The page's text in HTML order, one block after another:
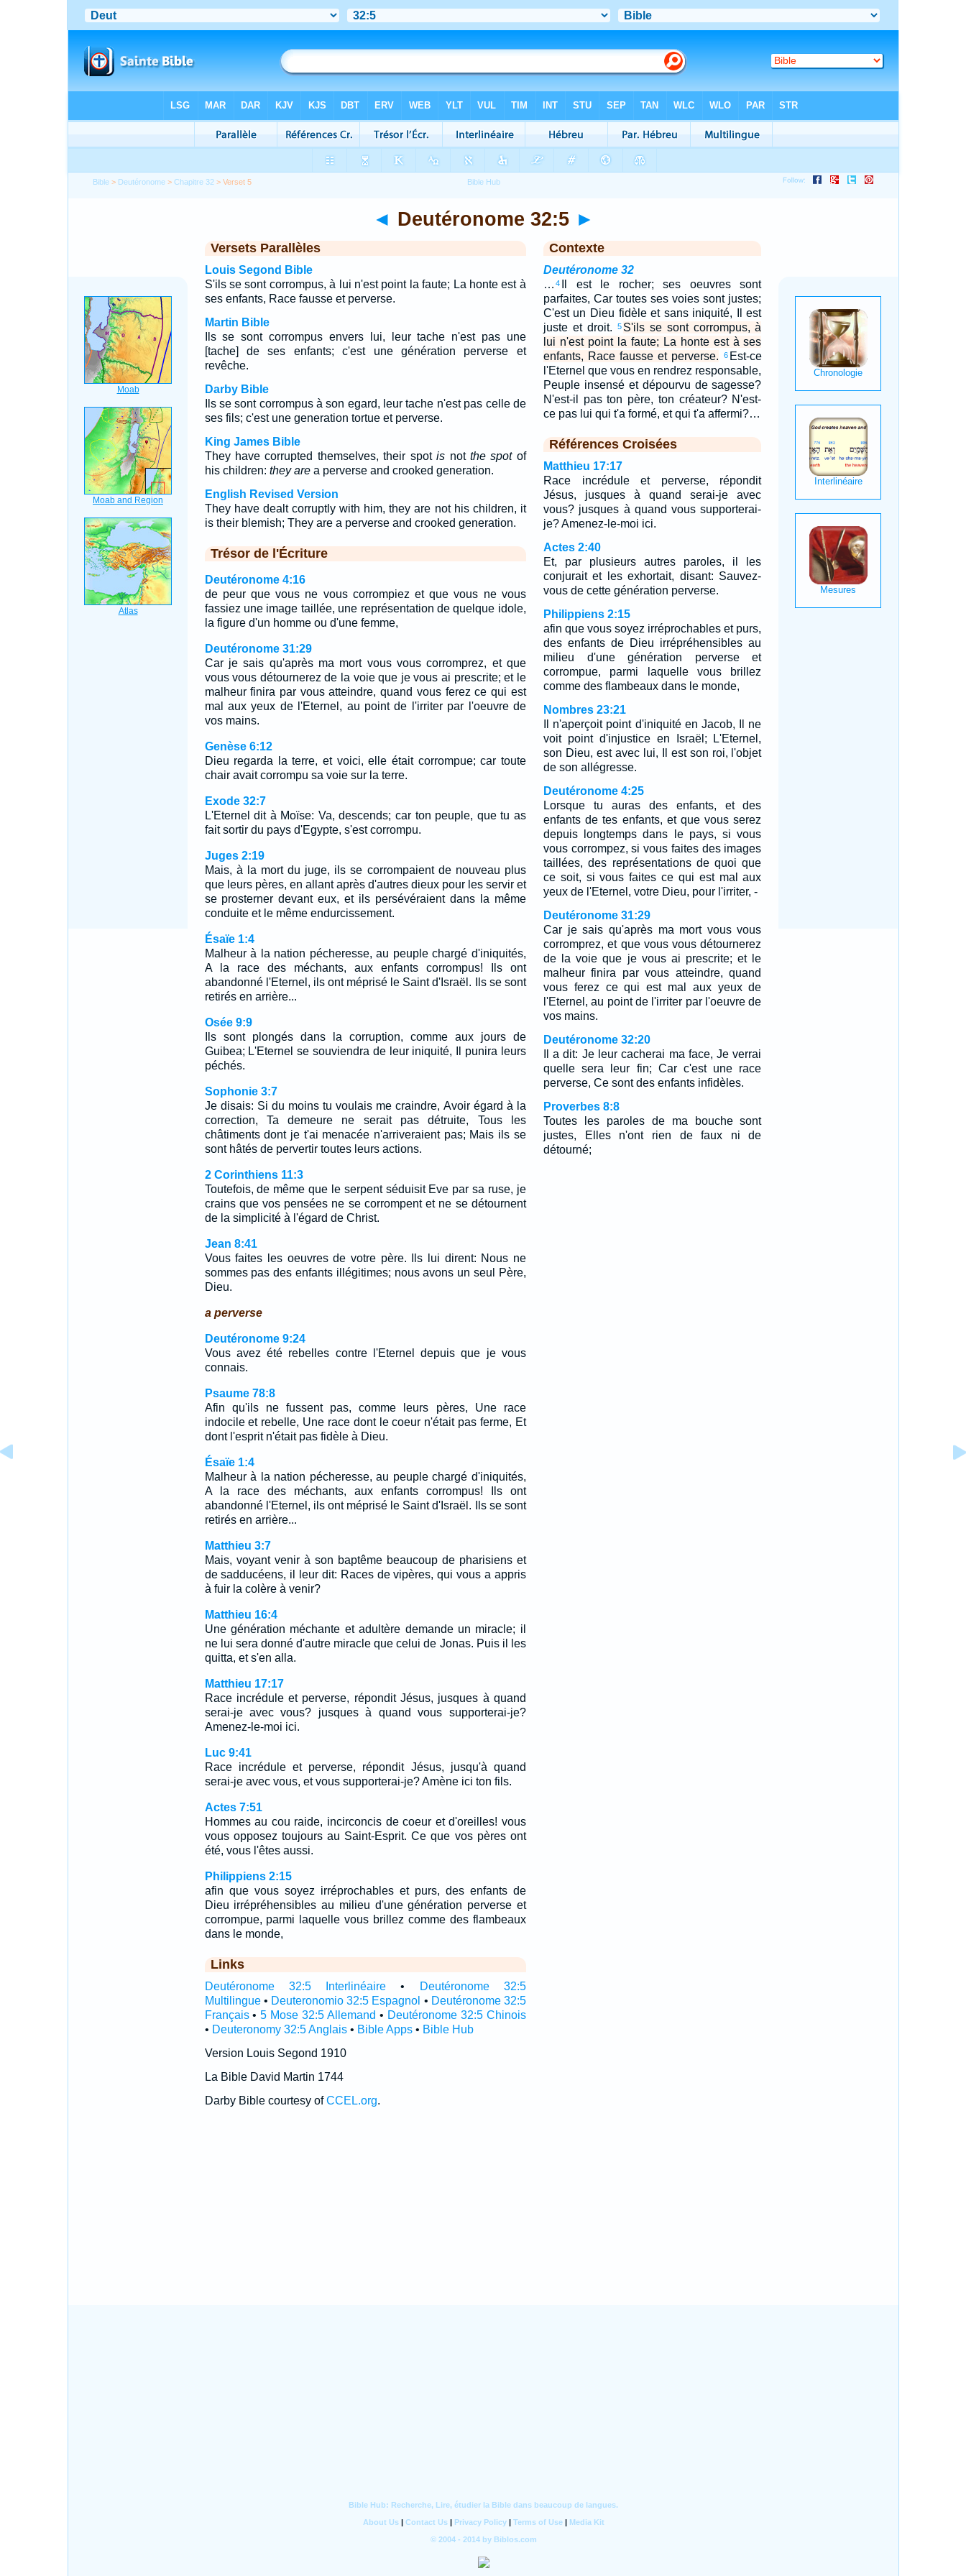
Bible > Deutéronome >Chapitre 32 > Verset 5
◄ Deutéronome 32:5 ►
Versets Parallèles
Louis Segond Bible
S'ils se sont corrompus, à lui n'est point la faute; La honte est à
ses enfants, Race fausse et perverse.
Martin Bible
Ils se sont corrompus envers lui, leur tache n'est pas une
[tache] de ses enfants; c'est une génération perverse et
revêche.
Darby Bible
Ils se sont corrompus à son egard, leur tache n'est pas celle de
ses fils; c'est une generation tortue et perverse.
King James Bible
They have corrupted themselves, their spotis notthe spotof
his children: they area perverse and crooked generation.
English Revised Version
They have dealt corruptly with him, they are not his children, it
is their blemish; They are a perverse and crooked generation.
Trésor de l'Écriture
Deutéronome 4:16
de peur que vous ne vous corrompiez et que vous ne vous
fassiez une image taillée, une représentation de quelque idole,
la figure d'un homme ou d'une femme,
Deutéronome 31:29
Car je sais qu'après ma mort vous vous corromprez, et que
vous vous détournerez de la voie que je vous ai prescrite; et le
malheur finira par vous atteindre, quand vous ferez ce qui est
mal aux yeux de l'Eternel, au point de l'irriter par l'oeuvre de
vos mains.
Genèse 6:12
Dieu regarda la terre, et voici, elle était corrompue; car toute
chair avait corrompu sa voie sur la terre.
Exode 32:7
L'Eternel dit à Moïse: Va, descends; car ton peuple, que tu as
fait sortir du pays d'Egypte, s'est corrompu.
Juges 2:19
Mais, à la mort du juge, ils se corrompaient de nouveau plus
que leurs pères, en allant après d'autres dieux pour les servir et
se prosterner devant eux, et ils persévéraient dans la même
conduite et le même endurcissement.
Ésaïe 1:4
Malheur à la nation pécheresse, au peuple chargé d'iniquités,
A la race des méchants, aux enfants corrompus! Ils ont
abandonné l'Eternel, ils ont méprisé le Saint d'Israël. Ils se sont
retirés en arrière...
Osée 9:9
Ils sont plongés dans la corruption, comme aux jours de
Guibea; L'Eternel se souviendra de leur iniquité, Il punira leurs
péchés.
Sophonie 3:7
Je disais: Si du moins tu voulais me craindre, Avoir égard à la
correction, Ta demeure ne serait pas détruite, Tous les
châtiments dont je t'ai menacée n'arriveraient pas; Mais ils se
sont hâtés de pervertir toutes leurs actions.
2 Corinthiens 11:3
Toutefois, de même que le serpent séduisit Eve par sa ruse, je
crains que vos pensées ne se corrompent et ne se détournent
de la simplicité à l'égard de Christ.
Jean 8:41
Vous faites les oeuvres de votre père. Ils lui dirent: Nous ne
sommes pas des enfants illégitimes; nous avons un seul Père,
Dieu.
a perverse
Deutéronome 9:24
Vous avez été rebelles contre l'Eternel depuis que je vous
connais.
Psaume 78:8
Afin qu'ils ne fussent pas, comme leurs pères, Une race
indocile et rebelle, Une race dont le coeur n'était pas ferme, Et
dont l'esprit n'était pas fidèle à Dieu.
Ésaïe 1:4
Malheur à la nation pécheresse, au peuple chargé d'iniquités,
A la race des méchants, aux enfants corrompus! Ils ont
abandonné l'Eternel, ils ont méprisé le Saint d'Israël. Ils se sont
retirés en arrière...
Matthieu 3:7
Mais, voyant venir à son baptême beaucoup de pharisiens et
de sadducéens, il leur dit: Races de vipères, qui vous a appris
à fuir la colère à venir?
Matthieu 16:4
Une génération méchante et adultère demande un miracle; il
ne lui sera donné d'autre miracle que celui de Jonas. Puis il les
quitta, et s'en alla.
Matthieu 17:17
Race incrédule et perverse, répondit Jésus, jusques à quand
serai-je avec vous? jusques à quand vous supporterai-je?
Amenez-le-moi ici.
Luc 9:41
Race incrédule et perverse, répondit Jésus, jusqu'à quand
serai-je avec vous, et vous supporterai-je? Amène ici ton fils.
Actes 7:51
Hommes au cou raide, incirconcis de coeur et d'oreilles! vous
vous opposez toujours au Saint-Esprit. Ce que vos pères ont
été, vous l'êtes aussi.
Philippiens 2:15
afin que vous soyez irréprochables et purs, des enfants de
Dieu irrépréhensibles au milieu d'une génération perverse et
corrompue, parmi laquelle vous brillez comme des flambeaux
dans le monde,
Links
Deutéronome 32:5 Interlinéaire •
Deutéronome 32:5
Multilingue• Deuteronomio 32:5 Espagnol • Deutéronome 32:5
Français•5 Mose 32:5 Allemand • Deutéronome 32:5 Chinois
• Deuteronomy 32:5 Anglais• Bible Apps• Bible Hub
Version Louis Segond 1910
La Bible David Martin 1744
Darby Bible courtesy ofCCEL.org.
Contexte
Deutéronome 32
… 4
Il est le rocher; ses oeuvres sont
parfaites, Car toutes ses voies sont justes;
C'est un Dieu fidèle et sans iniquité, Il est
juste et droit.
5 S'ils se sont corrompus, à
lui n'est point la faute; La honte est à ses
enfants, Race fausse et perverse.
6 Est-ce
l'Eternel que vous en rendrez responsable,
Peuple insensé et dépourvu de sagesse?
N'est-il pas ton père, ton créateur? N'est-
ce pas lui qui t'a formé, et qui t'a affermi?…
Références Croisées
Matthieu 17:17
Race incrédule et perverse, répondit
Jésus, jusques à quand serai-je avec
vous? jusques à quand vous supporterai-
je? Amenez-le-moi ici.
Actes 2:40
Et, par plusieurs autres paroles, il les
conjurait et les exhortait, disant: Sauvez-
vous de cette génération perverse.
Philippiens 2:15
afin que vous soyez irréprochables et purs,
des enfants de Dieu irrépréhensibles au
milieu d'une génération perverse et
corrompue, parmi laquelle vous brillez
comme des flambeaux dans le monde,
Nombres 23:21
Il n'aperçoit point d'iniquité en Jacob, Il ne
voit point d'injustice en Israël; L'Eternel,
son Dieu, est avec lui, Il est son roi, l'objet
de son allégresse.
Deutéronome 4:25
Lorsque tu auras des enfants, et des
enfants de tes enfants, et que vous serez
depuis longtemps dans le pays, si vous
vous corrompez, si vous faites des images
taillées, des représentations de quoi que
ce soit, si vous faites ce qui est mal aux
yeux de l'Eternel, votre Dieu, pour l'irriter, -
Deutéronome 31:29
Car je sais qu'après ma mort vous vous
corromprez, et que vous vous détournerez
de la voie que je vous ai prescrite; et le
malheur finira par vous atteindre, quand
vous ferez ce qui est mal aux yeux de
l'Eternel, au point de l'irriter par l'oeuvre de
vos mains.
Deutéronome 32:20
Il a dit: Je leur cacherai ma face, Je verrai
quelle sera leur fin; Car c'est une race
perverse, Ce sont des enfants infidèles.
Proverbes 8:8
Toutes les paroles de ma bouche sont
justes, Elles n'ont rien de faux ni de
détourné;